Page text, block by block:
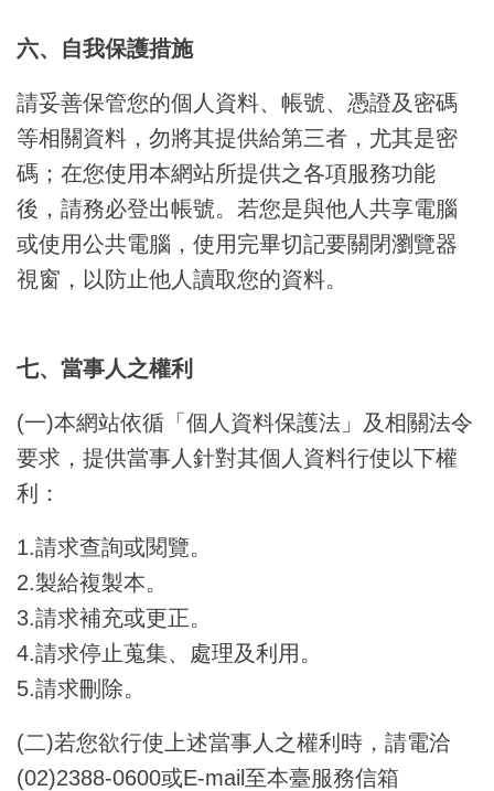
六、自我保護措施
請妥善保管您的個人資料、帳號、憑證及密碼
等相關資料，勿將其提供給第三者，尤其是密
碼；在您使用本網站所提供之各項服務功能
後，請務必登出帳號。若您是與他人共享電腦
或使用公共電腦，使用完畢切記要關閉瀏覽器
視窗，以防止他人讀取您的資料。
七、當事人之權利
(一)本網站依循「個人資料保護法」及相關法令
要求，提供當事人針對其個人資料行使以下權
利：
1.請求查詢或閱覽。
2.製給複製本。
3.請求補充或更正。
4.請求停止蒐集、處理及利用。
5.請求刪除。
(二)若您欲行使上述當事人之權利時，請電洽
(02)2388-0600或E-mail至本臺服務信箱